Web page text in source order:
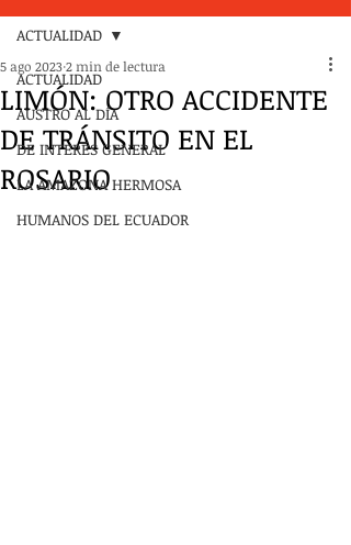
ACTUALIDAD
AUSTRO AL DÍA
DE INTERÉS GENERAL
LA AMAZONA HERMOSA
HUMANOS DEL ECUADOR
ACTUALIDAD
LIMÓN: OTRO ACCIDENTE
DE TRÁNSITO EN EL
ROSARIO
5 ago 20232 min de lectura